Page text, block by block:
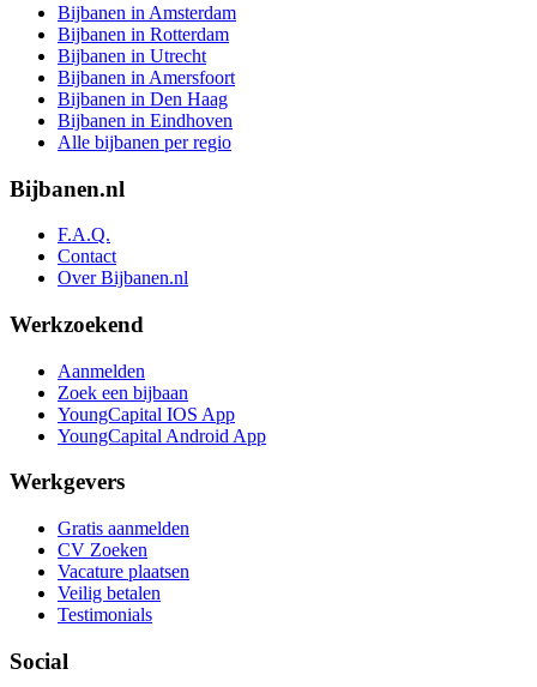
Bijbanen in Amsterdam
Bijbanen in Rotterdam
Bijbanen in Utrecht
Bijbanen in Amersfoort
Bijbanen in Den Haag
Bijbanen in Eindhoven
Alle bijbanen per regio
Bijbanen.nl
F.A.Q.
Contact
Over Bijbanen.nl
Werkzoekend
Aanmelden
Zoek een bijbaan
YoungCapital IOS App
YoungCapital Android App
Werkgevers
Gratis aanmelden
CV Zoeken
Vacature plaatsen
Veilig betalen
Testimonials
Social